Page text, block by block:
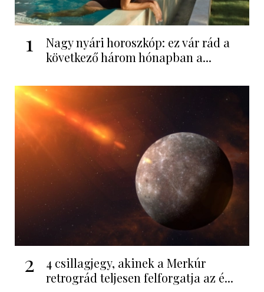
1
Nagy nyári horoszkóp: ez vár rád a
következő három hónapban a...
2
4 csillagjegy, akinek a Merkúr
retrográd teljesen felforgatja az é...